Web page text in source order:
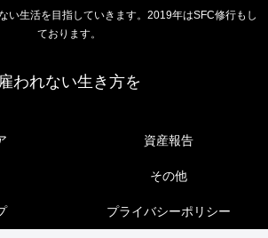
い生活を目指していきます。2019年はSFC修行もし
ております。
雇われない生き方を
資産報告
その他
プライバシーポリシー